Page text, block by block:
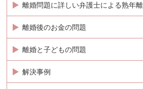
離婚問題に詳しい弁護士による熟年
離婚後のお金の問題
離婚と子どもの問題
解決事例